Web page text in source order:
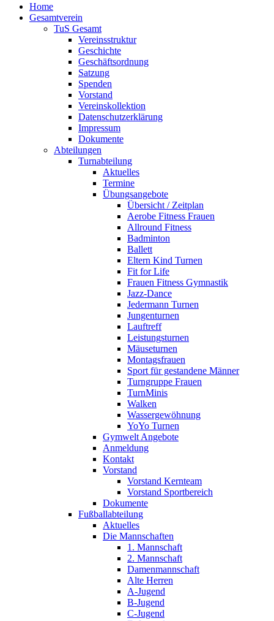
Home
Gesamtverein
TuS Gesamt
Vereinsstruktur
Geschichte
Geschäftsordnung
Satzung
Spenden
Vorstand
Vereinskollektion
Datenschutzerklärung
Impressum
Dokumente
Abteilungen
Turnabteilung
Aktuelles
Termine
Übungsangebote
Übersicht / Zeitplan
Aerobe Fitness Frauen
Allround Fitness
Badminton
Ballett
Eltern Kind Turnen
Fit for Life
Frauen Fitness Gymnastik
Jazz-Dance
Jedermann Turnen
Jungenturnen
Lauftreff
Leistungsturnen
Mäuseturnen
Montagsfrauen
Sport für gestandene Männer
Turngruppe Frauen
TurnMinis
Walken
Wassergewöhnung
YoYo Turnen
Gymwelt Angebote
Anmeldung
Kontakt
Vorstand
Vorstand Kernteam
Vorstand Sportbereich
Dokumente
Fußballabteilung
Aktuelles
Die Mannschaften
1. Mannschaft
2. Mannschaft
Damenmannschaft
Alte Herren
A-Jugend
B-Jugend
C-Jugend